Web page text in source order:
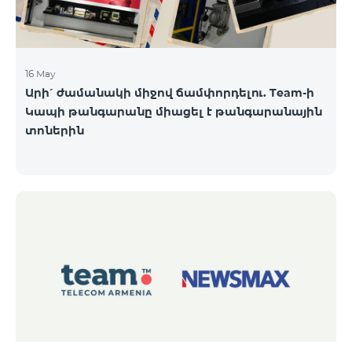
16 May
Արի՛ ժամանակի միջով ճամփորդելու. Team-ի
Կապի թանգարանը միացել է թանգարանային
տոներին